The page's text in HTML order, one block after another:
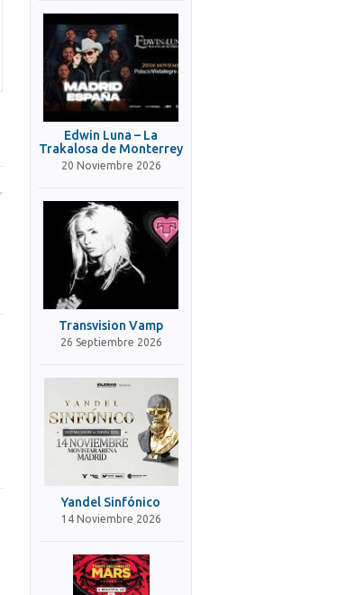
Edwin Luna – La
Trakalosa de Monterrey
20 Noviembre 2026
Transvision Vamp
26 Septiembre 2026
Yandel Sinfónico
14 Noviembre 2026